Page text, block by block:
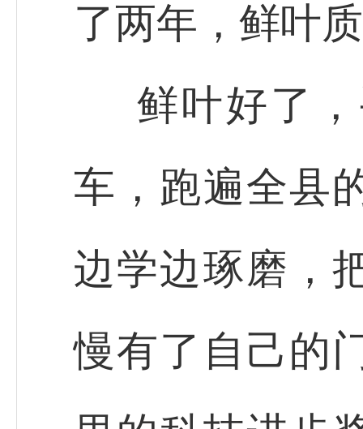
了两年，鲜叶
鲜叶好了
车，跑遍全县
边学边琢磨，
慢有了自己的